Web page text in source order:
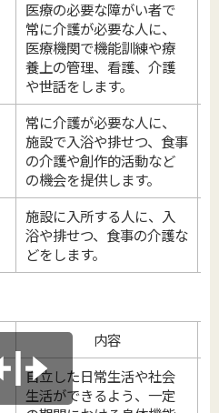
医療の必要な障がい者で
常に介護が必要な人に、
医療機関で機能訓練や療
養上の管理、看護、介護
や世話をします。
常に介護が必要な人に、
施設で入浴や排せつ、食事
の介護や創作的活動など
の機会を提供します。
施設に入所する人に、入
浴や排せつ、食事の介護な
どをします。
内容
自立した日常生活や社会
生活ができるよう、一定